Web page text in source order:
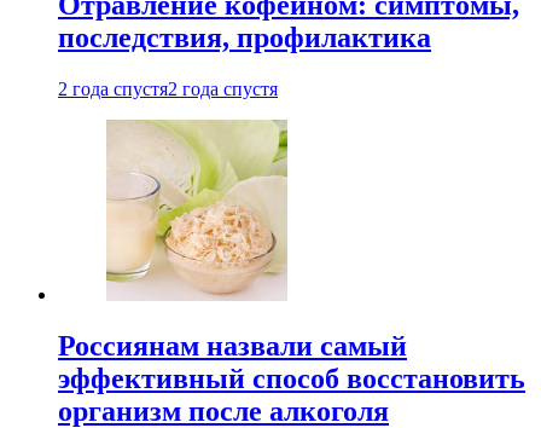
последствия, профилактика
2 года спустя2 года спустя
Россиянам назвали самый
эффективный способ восстановить
организм после алкоголя